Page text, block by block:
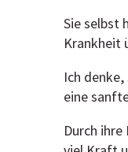
Sie selbst
Krankheit
Ich
eine
Durch